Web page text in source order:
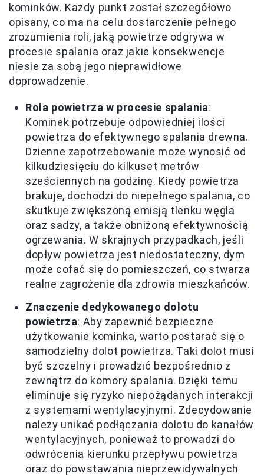
kominków. Każdy punkt został szczegółowo
opisany, co ma na celu dostarczenie pełnego
zrozumienia roli, jaką powietrze odgrywa w
procesie spalania oraz jakie konsekwencje
niesie za sobą jego nieprawidłowe
doprowadzenie.
Rola powietrza w procesie spalania:
Kominek potrzebuje odpowiedniej ilości
powietrza do efektywnego spalania drewna.
Dzienne zapotrzebowanie może wynosić od
kilkudziesięciu do kilkuset metrów
sześciennych na godzinę. Kiedy powietrza
brakuje, dochodzi do niepełnego spalania, co
skutkuje zwiększoną emisją tlenku węgla
oraz sadzy, a także obniżoną efektywnością
ogrzewania. W skrajnych przypadkach, jeśli
dopływ powietrza jest niedostateczny, dym
może cofać się do pomieszczeń, co stwarza
realne zagrożenie dla zdrowia mieszkańców.
Znaczenie dedykowanego dolotu
powietrza: Aby zapewnić bezpieczne
użytkowanie kominka, warto postarać się o
samodzielny dolot powietrza. Taki dolot musi
być szczelny i prowadzić bezpośrednio z
zewnątrz do komory spalania. Dzięki temu
eliminuje się ryzyko niepożądanych interakcji
z systemami wentylacyjnymi. Zdecydowanie
należy unikać podłączania dolotu do kanałów
wentylacyjnych, ponieważ to prowadzi do
odwrócenia kierunku przepływu powietrza
oraz do powstawania nieprzewidywalnych